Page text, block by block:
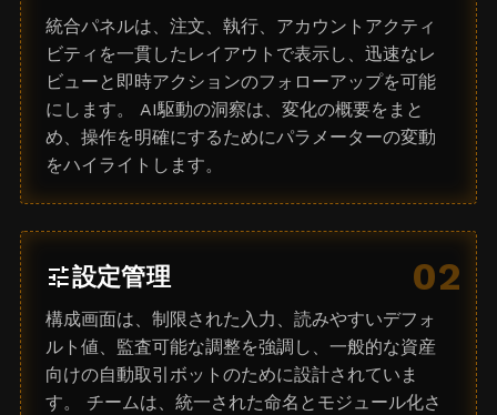
統合パネルは、注文、執行、アカウントアクティ
ビティを一貫したレイアウトで表示し、迅速なレ
ビューと即時アクションのフォローアップを可能
にします。 AI駆動の洞察は、変化の概要をまと
め、操作を明確にするためにパラメーターの変動
をハイライトします。
02
tune設定管理
構成画面は、制限された入力、読みやすいデフォ
ルト値、監査可能な調整を強調し、一般的な資産
向けの自動取引ボットのために設計されていま
す。 チームは、統一された命名とモジュール化さ